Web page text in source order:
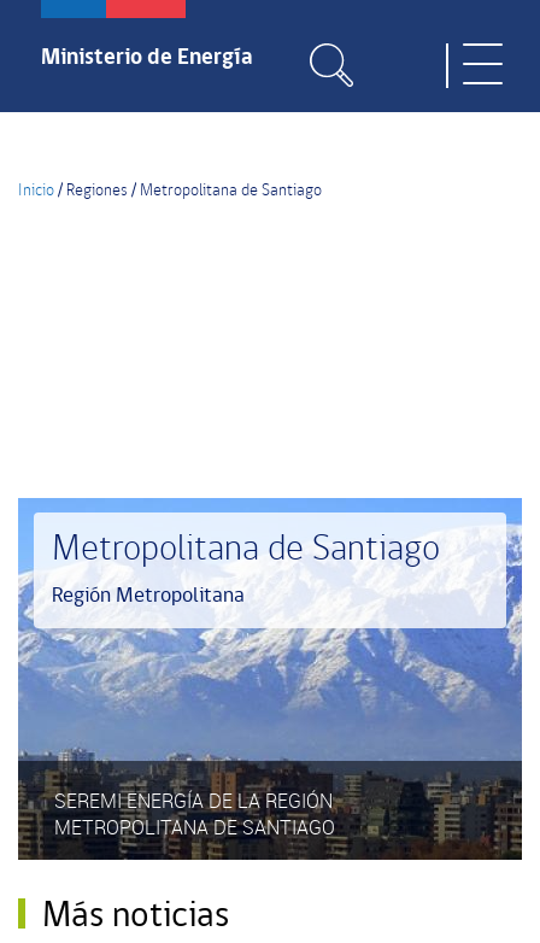
Pasar
contenido
Ministerio de Energía
Inicio/ Regiones / Metropolitana de Santiago
Metropolitana de Santiago
Región Metropolitana
SEREMI ENERGÍA DE LA REGIÓN
METROPOLITANA DE SANTIAGO
Más noticias